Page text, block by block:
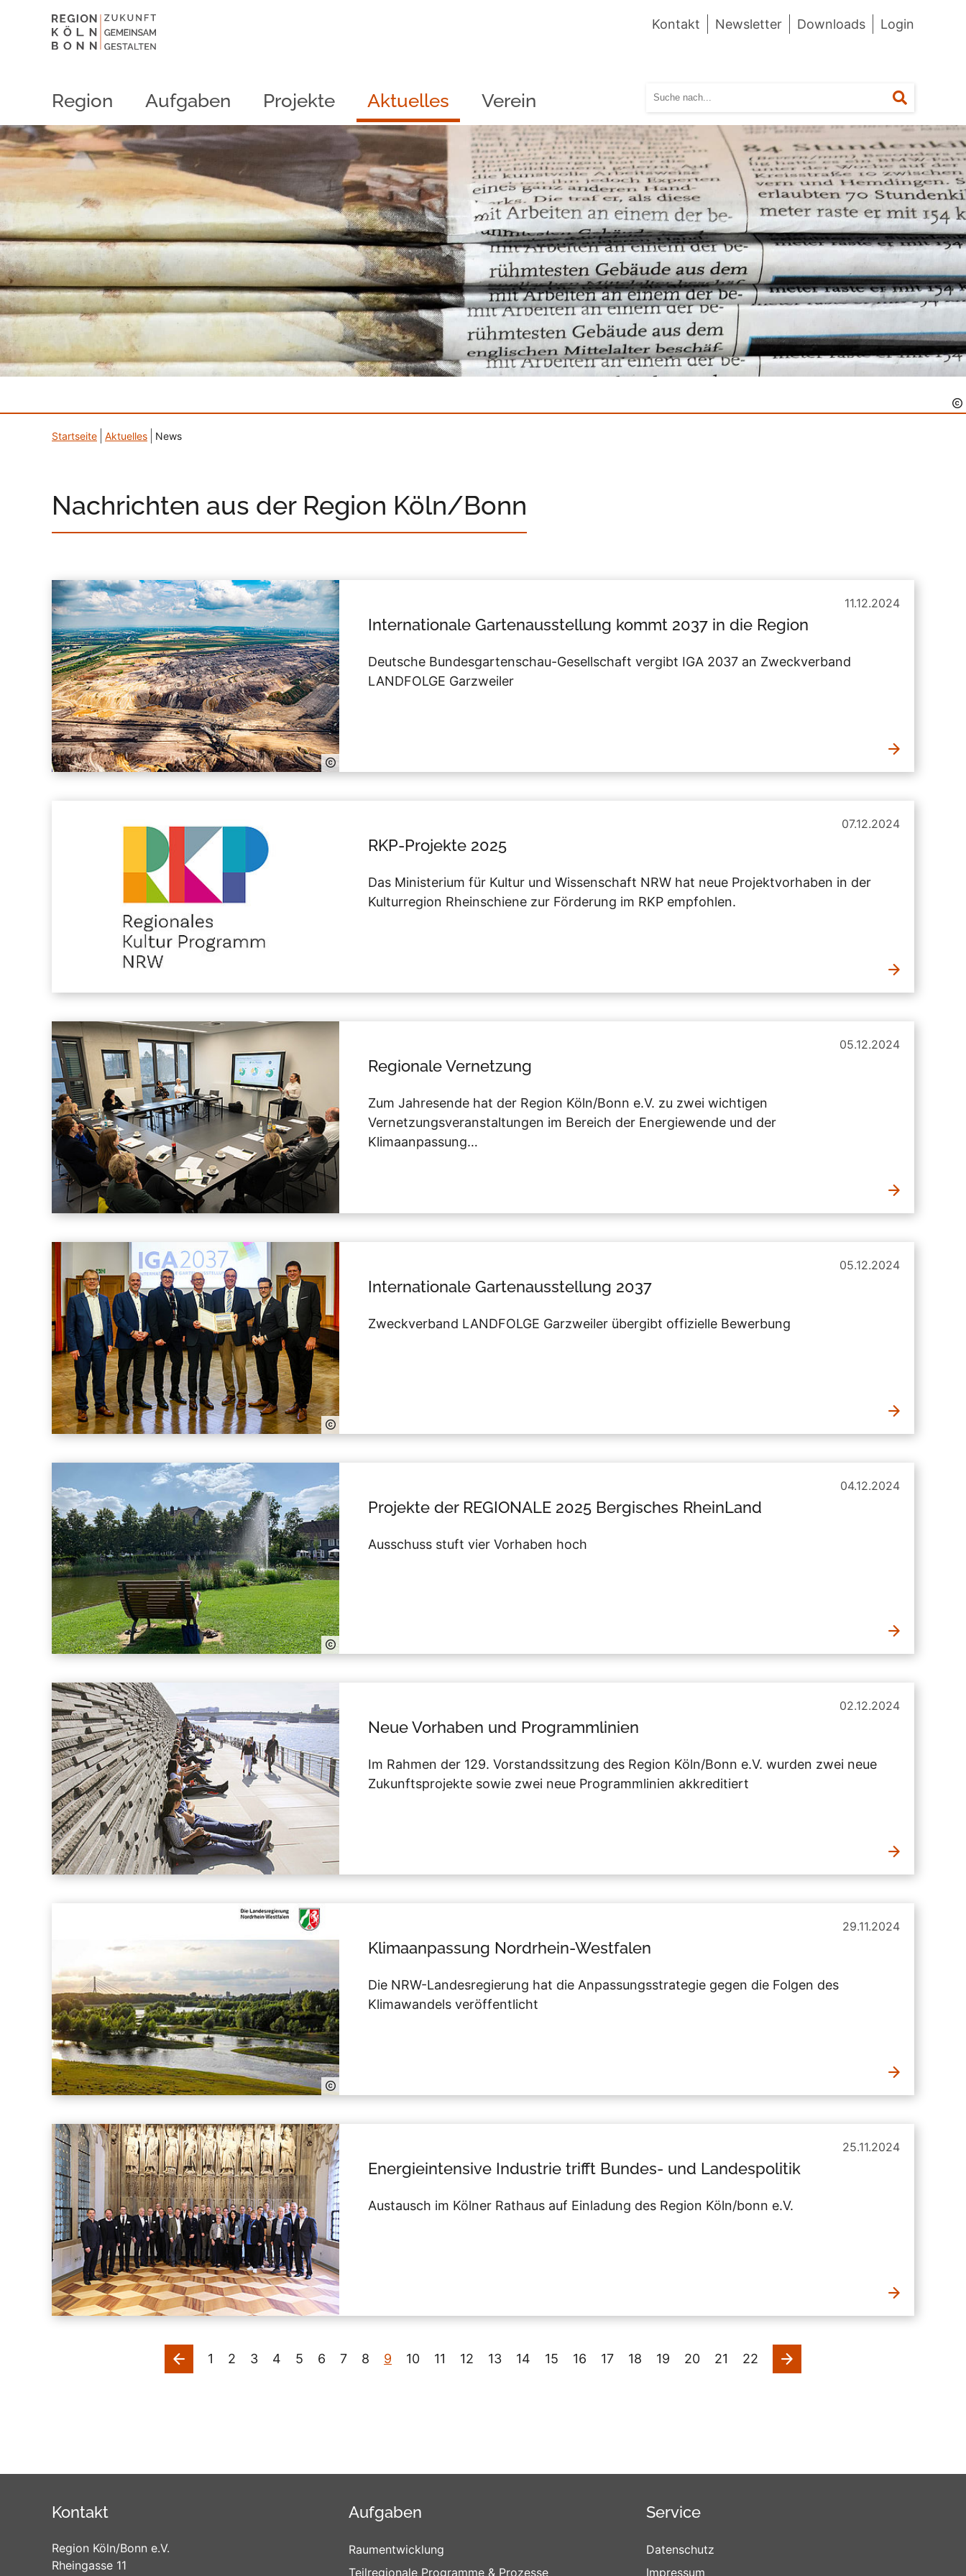
Kontakt Newsletter Downloads Login
Region Aufgaben Projekte Aktuelles Verein Suchen
Startseite Aktuelles News
Nachrichten aus der Region Köln/Bonn
11.12.2024
Internationale Gartenausstellung kommt 2037 in die Region
Deutsche Bundesgartenschau-Gesellschaft vergibt IGA 2037 an Zweckverband
LANDFOLGE Garzweiler
07.12.2024
RKP-Projekte 2025
Das Ministerium für Kultur und Wissenschaft NRW hat neue Projektvorhaben in der
Kulturregion Rheinschiene zur Förderung im RKP empfohlen.
05.12.2024
Regionale Vernetzung
Zum Jahresende hat der Region Köln/Bonn e.V. zu zwei wichtigen
Vernetzungsveranstaltungen im Bereich der Energiewende und der
Klimaanpassung…
05.12.2024
Internationale Gartenausstellung 2037
Zweckverband LANDFOLGE Garzweiler übergibt offizielle Bewerbung
04.12.2024
Projekte der REGIONALE 2025 Bergisches RheinLand
Ausschuss stuft vier Vorhaben hoch
02.12.2024
Neue Vorhaben und Programmlinien
Im Rahmen der 129. Vorstandssitzung des Region Köln/Bonn e.V. wurden zwei neue
Zukunftsprojekte sowie zwei neue Programmlinien akkreditiert
29.11.2024
Klimaanpassung Nordrhein-Westfalen
Die NRW-Landesregierung hat die Anpassungsstrategie gegen die Folgen des
Klimawandels veröffentlicht
25.11.2024
Energieintensive Industrie trifft Bundes- und Landespolitik
Austausch im Kölner Rathaus auf Einladung des Region Köln/bonn e.V.
vorherige
1 2 3 4 5 6 7 8 9 10 11 12 13 14 15 16 17 18 19 20 21 22 nächste
Kontakt
Region Köln/Bonn e.V.
Rheingasse 11
Aufgaben
Raumentwicklung
Teilregionale Programme & Prozesse
Service
Datenschutz
Impressum